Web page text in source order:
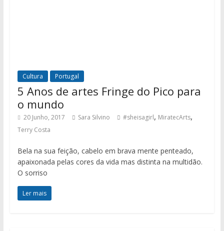
Cultura Portugal
5 Anos de artes Fringe do Pico para
o mundo
20 Junho, 2017 Sara Silvino #sheisagirl, MiratecArts,
Terry Costa
Bela na sua feição, cabelo em brava mente penteado,
apaixonada pelas cores da vida mas distinta na multidão.
O sorriso
Ler mais